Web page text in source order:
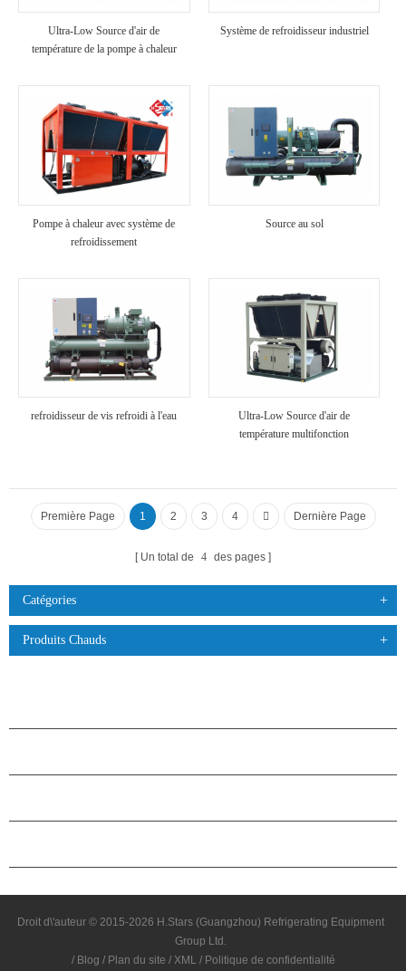
Ultra-Low Source d'air de
température de la pompe à chaleur
Système de refroidisseur industriel
Pompe à chaleur avec système de
refroidissement
Source au sol
refroidisseur de vis refroidi à l'eau
Ultra-Low Source d'air de
température multifonction
Première Page 1 2 3 4 Dernière Page
Un total de 4 des pages
Catégories
Produits Chauds
Droit d\'auteur © 2015-2026 H.Stars (Guangzhou) Refrigerating Equipment
Group Ltd.
/ Blog / Plan du site / XML / Politique de confidentialité